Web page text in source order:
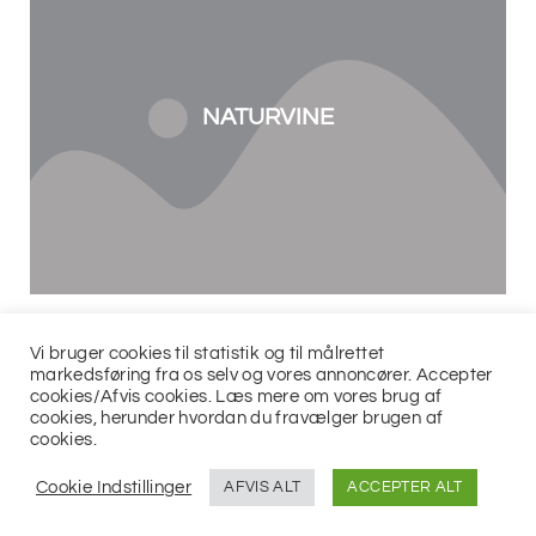
NATURVINE
Vi bruger cookies til statistik og til målrettet
markedsføring fra os selv og vores annoncører. Accepter
cookies/Afvis cookies. Læs mere om vores brug af
cookies, herunder hvordan du fravælger brugen af
cookies.
Cookie Indstillinger AFVIS ALT ACCEPTER ALT